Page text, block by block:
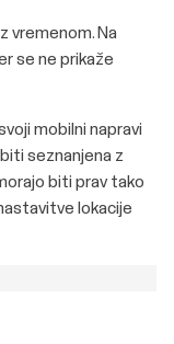
vremenom. Na
se ne prikaže
mobilni napravi
seznanjena z
biti prav tako
lokacije